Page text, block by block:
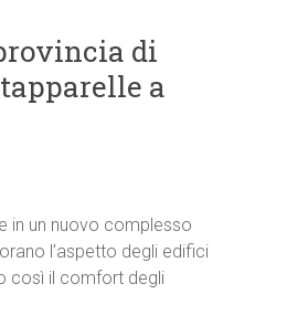
di
a
in un nuovo complesso
l’aspetto degli edifici
così il comfort degli